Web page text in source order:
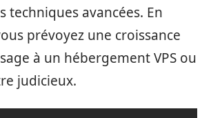
techniques avancées. En
prévoyez une croissance
à un hébergement VPS ou
judicieux.